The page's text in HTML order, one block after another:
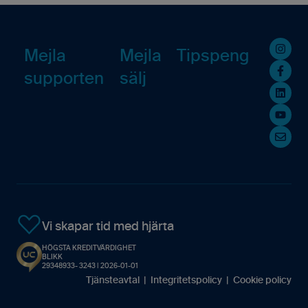
GDPR
Inloggning & lösenord
Rapporter
Analys
Mobilappen
Övrigt
Avtal
Mejla
supporten
Mejla
sälj
Tipspeng
Vi skapar tid med hjärta
HÖGSTA KREDITVÄRDIGHET
BLIKK
29348933- 3243 | 2026-01-01
Tjänsteavtal Integritetspolicy Cookie policy